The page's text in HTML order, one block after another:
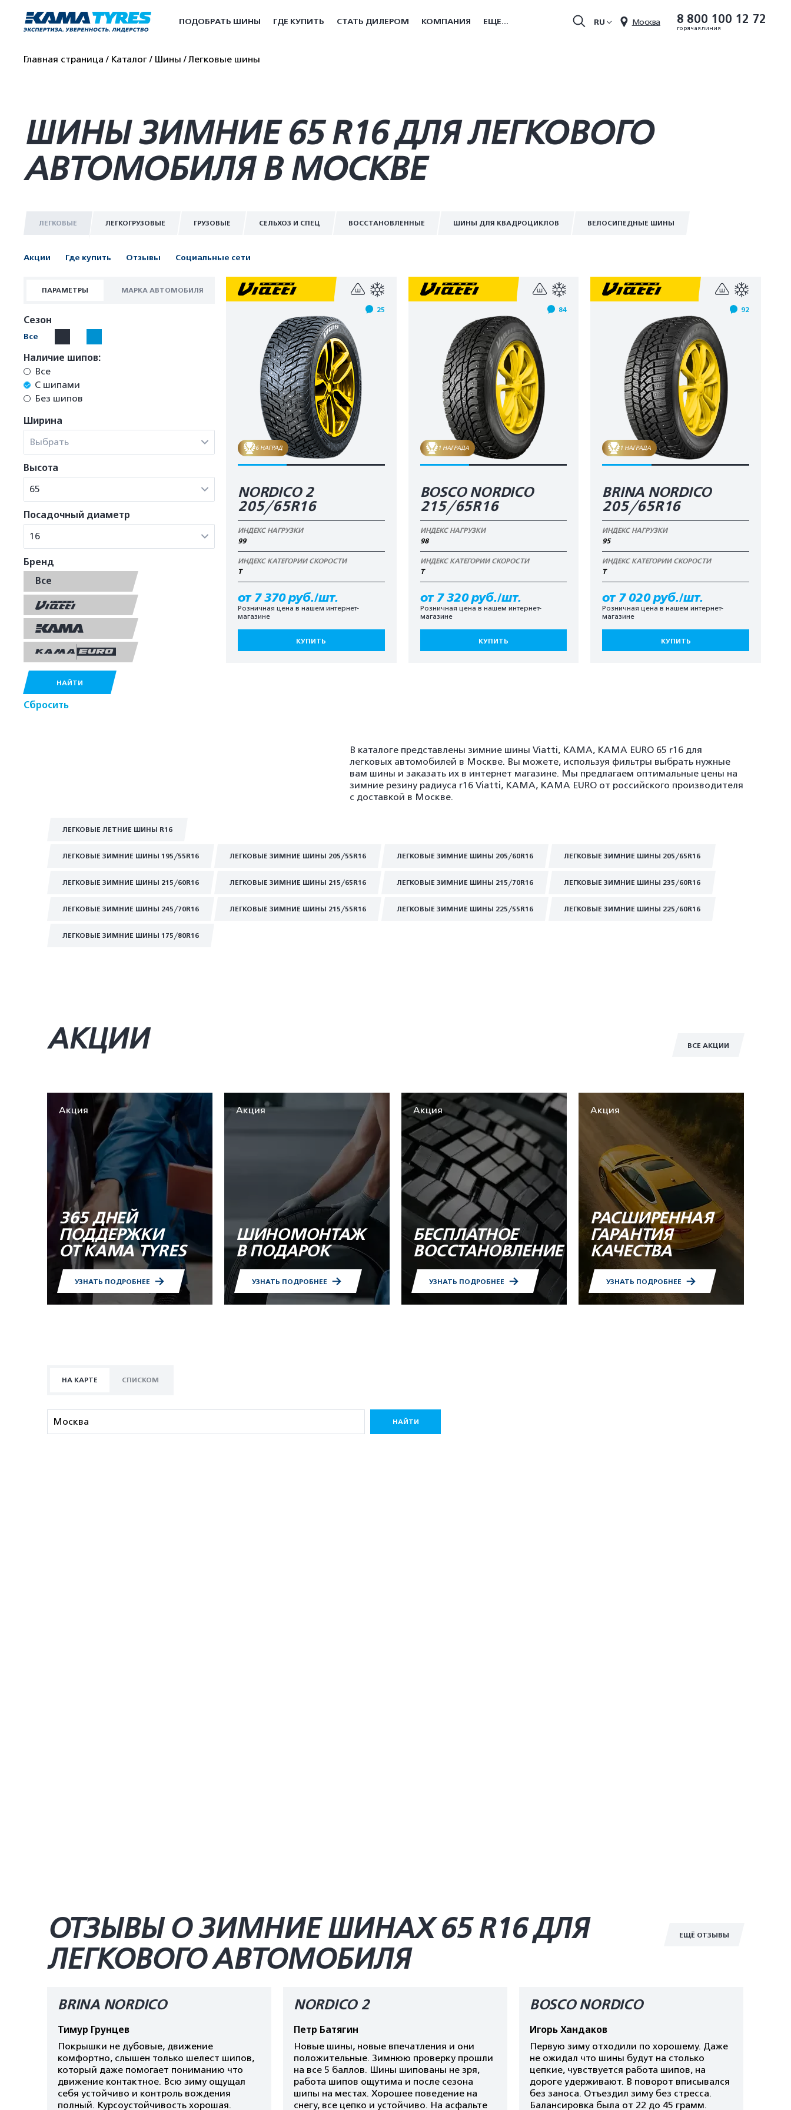
8 800 100 12 72
горячая линия
Москва
RU
ПОДОБРАТЬ ШИНЫ ГДЕ КУПИТЬ СТАТЬ ДИЛЕРОМ КОМПАНИЯ ЕЩЕ...
Главная страница Каталог Шины Легковые шины
ШИНЫ ЗИМНИЕ 65 R16 ДЛЯ ЛЕГКОВОГО
АВТОМОБИЛЯ В МОСКВЕ
ЛЕГКОВЫЕ ЛЕГКОГРУЗОВЫЕ ГРУЗОВЫЕ СЕЛЬХОЗ И СПЕЦ ВОССТАНОВЛЕННЫЕ ШИНЫ ДЛЯ КВАДРОЦИКЛОВ ВЕЛОСИПЕДНЫЕ ШИНЫ
Акции Где купить Отзывы Социальные сети
ПАРАМЕТРЫ МАРКА АВТОМОБИЛЯ
Сезон
Все
Наличие шипов:
Все
С шипами
Без шипов
Ширина
Выбрать
Высота
65
Посадочный диаметр
16
Бренд
Все
НАЙТИ
Сбросить
25
6 НАГРАД
NORDICO 2
205/65R16
ИНДЕКС НАГРУЗКИ
99
ИНДЕКС КАТЕГОРИИ СКОРОСТИ
T
от 7 370 руб./шт.
Розничная цена в нашем интернет-
магазине
КУПИТЬ
84
1 НАГРАДА
BOSCO NORDICO
215/65R16
ИНДЕКС НАГРУЗКИ
98
ИНДЕКС КАТЕГОРИИ СКОРОСТИ
T
от 7 320 руб./шт.
Розничная цена в нашем интернет-
магазине
КУПИТЬ
92
1 НАГРАДА
BRINA NORDICO
205/65R16
ИНДЕКС НАГРУЗКИ
95
ИНДЕКС КАТЕГОРИИ СКОРОСТИ
T
от 7 020 руб./шт.
Розничная цена в нашем интернет-
магазине
КУПИТЬ
В каталоге представлены зимние шины Viatti, KAMA, KAMA EURO 65 r16 для
легковых автомобилей в Москве. Вы можете, используя фильтры выбрать нужные
вам шины и заказать их в интернет магазине. Мы предлагаем оптимальные цены на
зимние резину радиуса r16 Viatti, KAMA, KAMA EURO от российского производителя
с доставкой в Москве.
ЛЕГКОВЫЕ ЛЕТНИЕ ШИНЫ R16
ЛЕГКОВЫЕ ЗИМНИЕ ШИНЫ 195/55R16 ЛЕГКОВЫЕ ЗИМНИЕ ШИНЫ 205/55R16 ЛЕГКОВЫЕ ЗИМНИЕ ШИНЫ 205/60R16 ЛЕГКОВЫЕ ЗИМНИЕ ШИНЫ 205/65R16
ЛЕГКОВЫЕ ЗИМНИЕ ШИНЫ 215/60R16 ЛЕГКОВЫЕ ЗИМНИЕ ШИНЫ 215/65R16 ЛЕГКОВЫЕ ЗИМНИЕ ШИНЫ 215/70R16 ЛЕГКОВЫЕ ЗИМНИЕ ШИНЫ 235/60R16
ЛЕГКОВЫЕ ЗИМНИЕ ШИНЫ 245/70R16 ЛЕГКОВЫЕ ЗИМНИЕ ШИНЫ 215/55R16 ЛЕГКОВЫЕ ЗИМНИЕ ШИНЫ 225/55R16 ЛЕГКОВЫЕ ЗИМНИЕ ШИНЫ 225/60R16
ЛЕГКОВЫЕ ЗИМНИЕ ШИНЫ 175/80R16
ВСЕ АКЦИИ
АКЦИИ
Акция
365 ДНЕЙ
ПОДДЕРЖКИ
ОТ KAMA TYRES
УЗНАТЬ ПОДРОБНЕЕ
Акция
ШИНОМОНТАЖ
В ПОДАРОК
УЗНАТЬ ПОДРОБНЕЕ
Акция
БЕСПЛАТНОЕ
ВОССТАНОВЛЕНИЕ
УЗНАТЬ ПОДРОБНЕЕ
Акция
РАСШИРЕННАЯ
ГАРАНТИЯ
КАЧЕСТВА
УЗНАТЬ ПОДРОБНЕЕ
НА КАРТЕ СПИСКОМ
НАЙТИ
ЕЩЁ ОТЗЫВЫ
ОТЗЫВЫ О ЗИМНИЕ ШИНАХ 65 R16 ДЛЯ
ЛЕГКОВОГО АВТОМОБИЛЯ
BRINA NORDICO
Тимур Грунцев
Покрышки не дубовые, движение
комфортно, слышен только шелест шипов,
который даже помогает пониманию что
движение контактное. Всю зиму ощущал
себя устойчиво и контроль вождения
полный. Курсоустойчивость хорошая.
NORDICO 2
Петр Батягин
Новые шины, новые впечатления и они
положительные. Зимнюю проверку прошли
на все 5 баллов. Шины шипованы не зря,
работа шипов ощутима и после сезона
шипы на местах. Хорошее поведение на
снегу, все цепко и устойчиво. На асфальте
BOSCO NORDICO
Игорь Хандаков
Первую зиму отходили по хорошему. Даже
не ожидал что шины будут на столько
цепкие, чувствуется работа шипов, на
дороге удерживают. В поворот вписывался
без заноса. Отъездил зиму без стресса.
Балансировка была от 22 до 45 грамм.